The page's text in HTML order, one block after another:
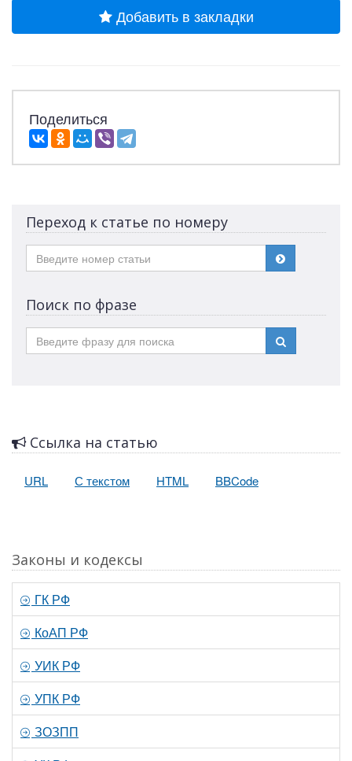
Добавить в закладки
Поделиться
Переход к статье по номеру
Поиск по фразе
Ссылка на статью
URL С текстом HTML BBCode
Законы и кодексы
ГК РФ
КоАП РФ
УИК РФ
УПК РФ
ЗОЗПП